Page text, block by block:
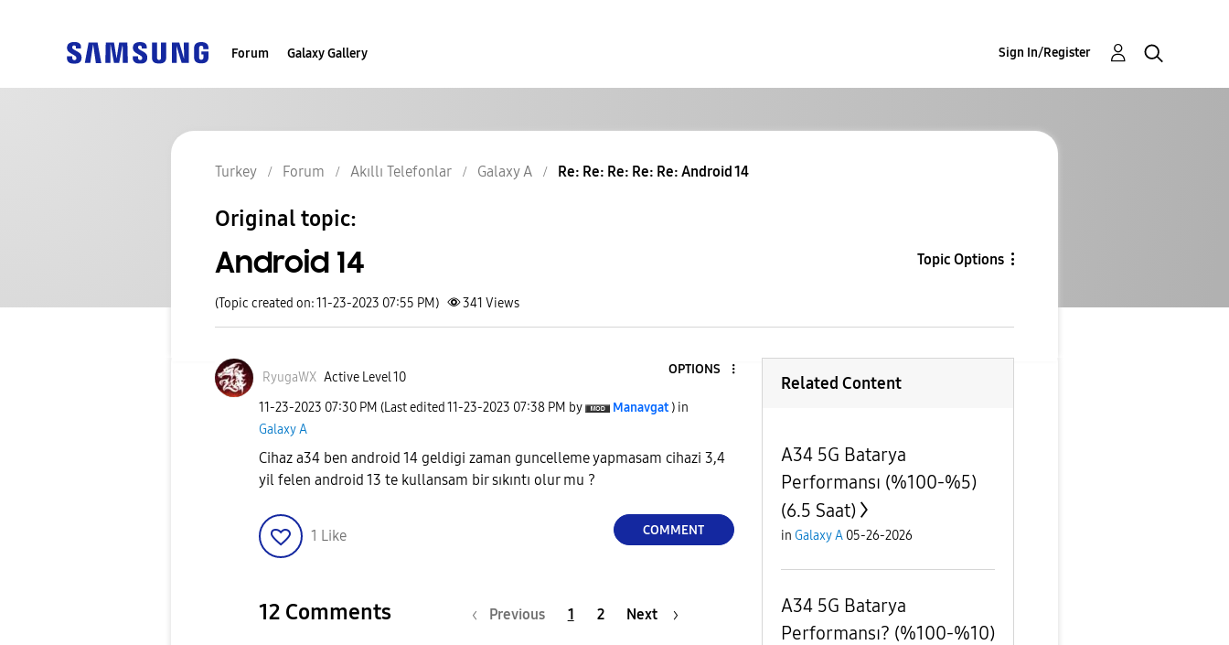
Forum Galaxy Gallery Sign In/Register
Turkey Forum Akıllı Telefonlar Galaxy A Re: Re: Re: Re: Re: Android 14
Original topic:
Android 14 Topic Options
(Topic created on: 11-23-2023 07:55 PM) 341 Views
RyugaWX Active Level 10
OPTIONS
‎11-23-2023 07:30 PM (Last edited ‎11-23-2023 07:38 PM by Manavgat ) in
Galaxy A
Cihaz a34 ben android 14 geldigi zaman guncelleme yapmasam cihazi 3,4
yil felen android 13 te kullansam bir sıkıntı olur mu ?
1 Like COMMENT
12 Comments Previous 1 2 Next
Related Content
A34 5G Batarya
Performansı (%100-%5)
(6.5 Saat)
in Galaxy A 05-26-2026
A34 5G Batarya
Performansı? (%100-%10)